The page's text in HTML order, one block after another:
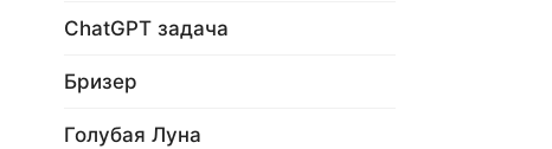
ChatGPT задача
Бризер
Голубая Луна